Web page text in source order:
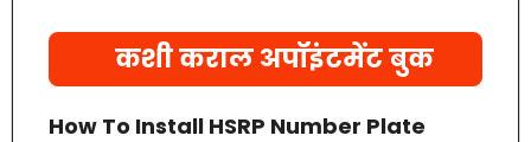
कशी कराल अपॉइंटमेंट बुक
How To Install HSRP Number Plate